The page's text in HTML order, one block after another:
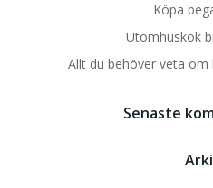
Köpa
Utomhuskök
Allt du behöver veta
Senaste